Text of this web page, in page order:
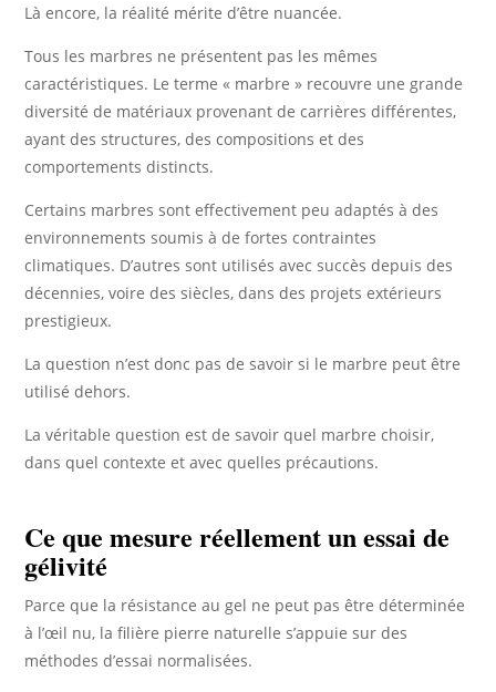
Là encore, la réalité mérite d’être nuancée.
Tous les marbres ne présentent pas les mêmes
caractéristiques. Le terme « marbre » recouvre une grande
diversité de matériaux provenant de carrières différentes,
ayant des structures, des compositions et des
comportements distincts.
Certains marbres sont effectivement peu adaptés à des
environnements soumis à de fortes contraintes
climatiques. D’autres sont utilisés avec succès depuis des
décennies, voire des siècles, dans des projets extérieurs
prestigieux.
La question n’est donc pas de savoir si le marbre peut être
utilisé dehors.
La véritable question est de savoir quel marbre choisir,
dans quel contexte et avec quelles précautions.
Ce que mesure réellement un essai de
gélivité
Parce que la résistance au gel ne peut pas être déterminée
à l’œil nu, la filière pierre naturelle s’appuie sur des
méthodes d’essai normalisées.